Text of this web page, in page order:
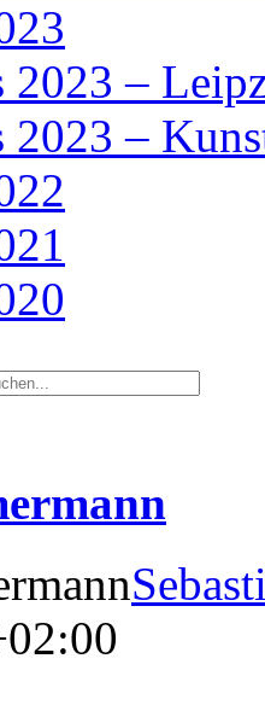
2023 –
2023 –